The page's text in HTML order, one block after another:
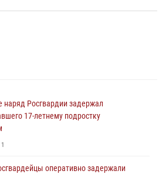
наряд Росгвардии задержал
17-летнему подростку
1
оперативно задержали